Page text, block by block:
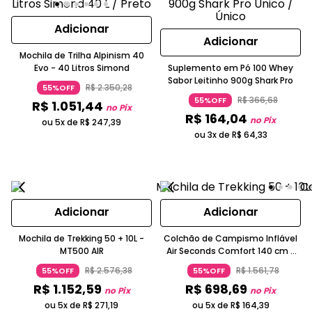
Adicionar
Mochila de Trilha Alpinism 40
Evo - 40 Litros Simond
55%OFF R$2.350,28
R$ 1.051,44 no Pix
ou 5x de R$ 247,39
Adicionar
Suplemento em Pó 100 Whey
Sabor Leitinho 900g Shark Pro
55%OFF R$366,68
R$ 164,04 no Pix
ou 3x de R$ 64,33
Adicionar
Mochila de Trekking 50 + 10L -
MT500 AIR
55%OFF R$2.576,38
R$ 1.152,59 no Pix
ou 5x de R$ 271,19
Adicionar
Colchão de Campismo Inflável
Air Seconds Comfort 140 cm 2
Pessoas
55%OFF R$1.561,78
R$ 698,69 no Pix
ou 5x de R$ 164,39